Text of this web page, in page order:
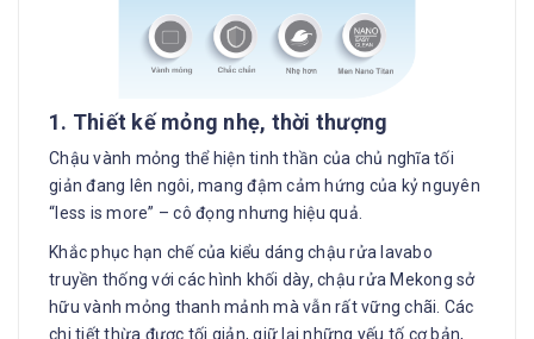
1. Thiết kế mỏng nhẹ, thời thượng
Chậu vành mỏng thể hiện tinh thần của chủ nghĩa tối
giản đang lên ngôi, mang đậm cảm hứng của kỷ nguyên
“less is more” – cô đọng nhưng hiệu quả.
Khắc phục hạn chế của kiểu dáng chậu rửa lavabo
truyền thống với các hình khối dày, chậu rửa Mekong sở
hữu vành mỏng thanh mảnh mà vẫn rất vững chãi. Các
chi tiết thừa được tối giản, giữ lại những yếu tố cơ bản,